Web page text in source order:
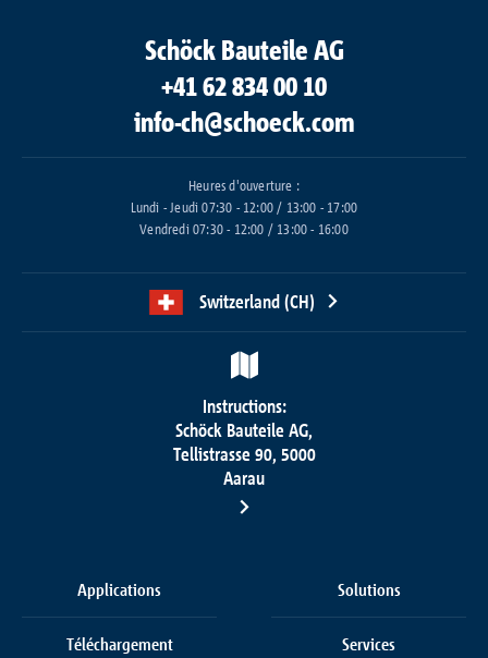
Schöck Bauteile AG
+41 62 834 00 10
info-ch@schoeck.com
Heures d'ouverture :
Lundi - Jeudi 07:30 - 12:00 / 13:00 - 17:00
Vendredi 07:30 - 12:00 / 13:00 - 16:00
Switzerland (CH)
Instructions:
Schöck Bauteile AG,
Tellistrasse 90, 5000
Aarau
Applications Solutions
Téléchargement Services